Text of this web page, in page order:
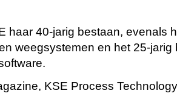
haar 40-jarig bestaan, evenals
weegsystemen en het 25-
KSE Process Technology